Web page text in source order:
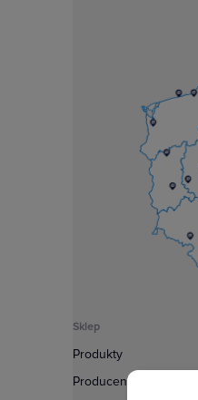
Sklep
Produkty
Producenci